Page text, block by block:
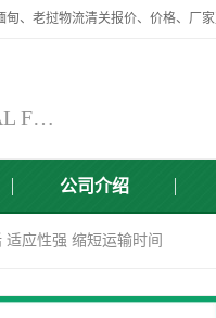
YUNNAN SINCERITY INTERNATIONAL FREIGHT FOR WARDING CO.,LTD
公司介绍
应性强 缩短运输时间